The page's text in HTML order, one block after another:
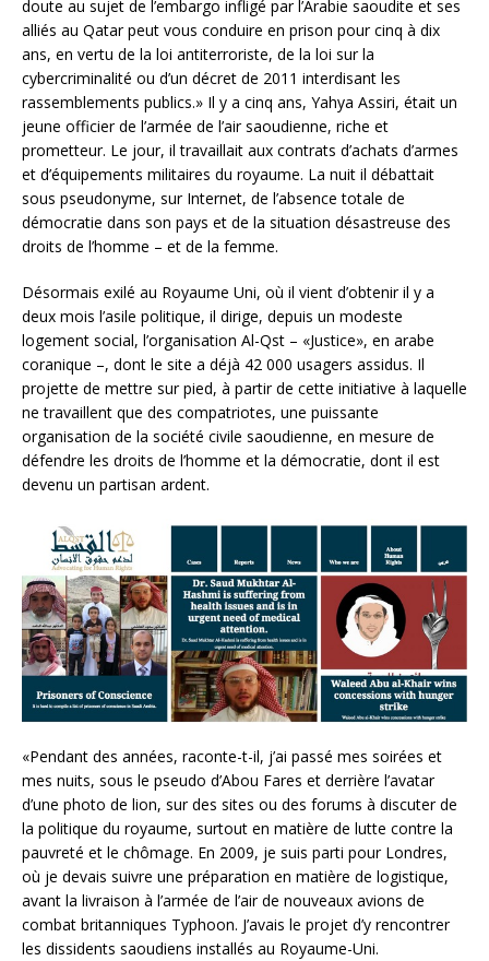
doute au sujet de l’embargo infligé par l’Arabie saoudite et ses
alliés au Qatar peut vous conduire en prison pour cinq à dix
ans, en vertu de la loi antiterroriste, de la loi sur la
cybercriminalité ou d’un décret de 2011 interdisant les
rassemblements publics.» Il y a cinq ans, Yahya Assiri, était un
jeune officier de l’armée de l’air saoudienne, riche et
prometteur. Le jour, il travaillait aux contrats d’achats d’armes
et d’équipements militaires du royaume. La nuit il débattait
sous pseudonyme, sur Internet, de l’absence totale de
démocratie dans son pays et de la situation désastreuse des
droits de l’homme – et de la femme.
Désormais exilé au Royaume Uni, où il vient d’obtenir il y a
deux mois l’asile politique, il dirige, depuis un modeste
logement social, l’organisation Al-Qst – «Justice», en arabe
coranique –, dont le site a déjà 42 000 usagers assidus. Il
projette de mettre sur pied, à partir de cette initiative à laquelle
ne travaillent que des compatriotes, une puissante
organisation de la société civile saoudienne, en mesure de
défendre les droits de l’homme et la démocratie, dont il est
devenu un partisan ardent.
«Pendant des années, raconte-t-il, j’ai passé mes soirées et
mes nuits, sous le pseudo d’Abou Fares et derrière l’avatar
d’une photo de lion, sur des sites ou des forums à discuter de
la politique du royaume, surtout en matière de lutte contre la
pauvreté et le chômage. En 2009, je suis parti pour Londres,
où je devais suivre une préparation en matière de logistique,
avant la livraison à l’armée de l’air de nouveaux avions de
combat britanniques Typhoon. J’avais le projet d’y rencontrer
les dissidents saoudiens installés au Royaume-Uni.